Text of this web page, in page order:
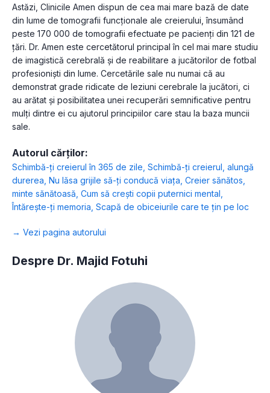
Astăzi, Clinicile Amen dispun de cea mai mare bază de date
din lume de tomografii funcționale ale creierului, însumând
peste 170 000 de tomografii efectuate pe pacienți din 121 de
țări. Dr. Amen este cercetătorul principal în cel mai mare studiu
de imagistică cerebrală și de reabilitare a jucătorilor de fotbal
profesioniști din lume. Cercetările sale nu numai că au
demonstrat grade ridicate de leziuni cerebrale la jucători, ci
au arătat și posibilitatea unei recuperări semnificative pentru
mulți dintre ei cu ajutorul principiilor care stau la baza muncii
sale.
Autorul cărților:
Schimbă-ți creierul în 365 de zile Schimbă-ți creierul, alungă
durerea Nu lăsa grijile să-ți conducă viața Creier sănătos,
minte sănătoasă Cum să crești copii puternici mental
Întărește-ți memoria Scapă de obiceiurile care te țin pe loc
→ Vezi pagina autorului
Despre Dr. Majid Fotuhi